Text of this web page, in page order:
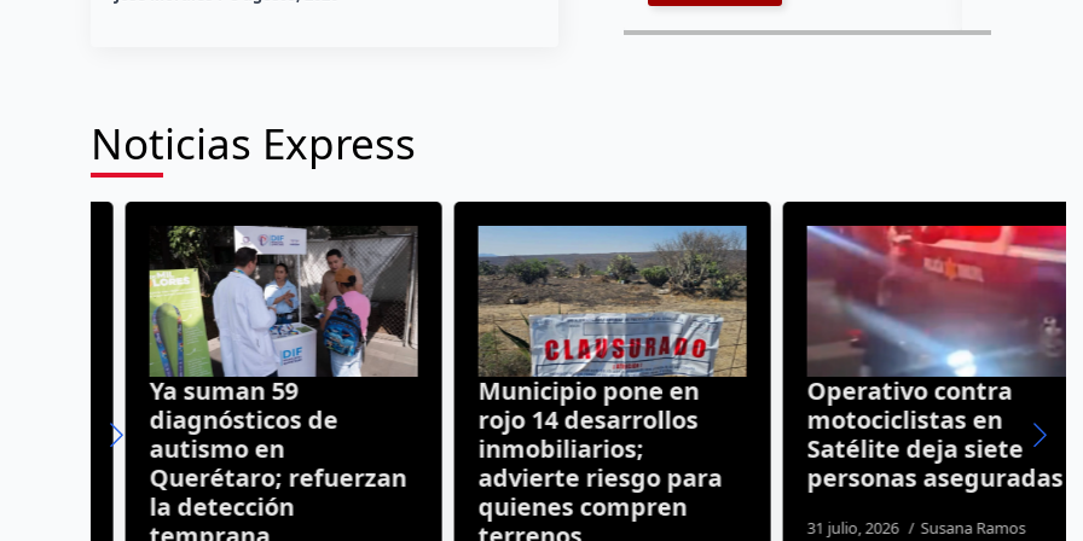
Noticias Express
Ya suman 59
diagnósticos de
autismo en
Querétaro; refuerzan
la detección
Municipio pone en
rojo 14 desarrollos
inmobiliarios;
advierte riesgo para
quienes compren
Operativo contra
motociclistas en
Satélite deja siete
personas aseguradas
31 julio, 2026 Susana Ramos